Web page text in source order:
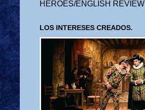
HEROES/ENGLISH REVIEW
LOS INTERESES CREADOS.